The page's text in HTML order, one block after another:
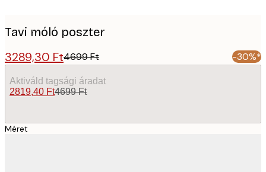
Tavi móló poszter
3289,30 Ft4699 Ft -30%*
Aktiváld tagsági áradat
2819,40 Ft4699 Ft
Méret